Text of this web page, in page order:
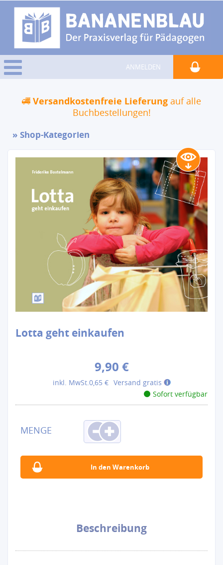
ANMELDEN
Versandkostenfreie Lieferung auf alle
Buchbestellungen!
Shop-Kategorien
Lotta geht einkaufen
9,90 €
inkl. MwSt. 0,65 € Versand gratis
Sofort verfügbar
Beschreibung